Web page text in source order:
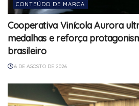
CONTEÚDO DE MARCA
Cooperativa Vinícola Aurora
medalhas e reforça
brasileiro
6 DE AGOSTO DE 2026